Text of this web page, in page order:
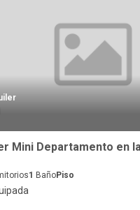
1 BañoPiso